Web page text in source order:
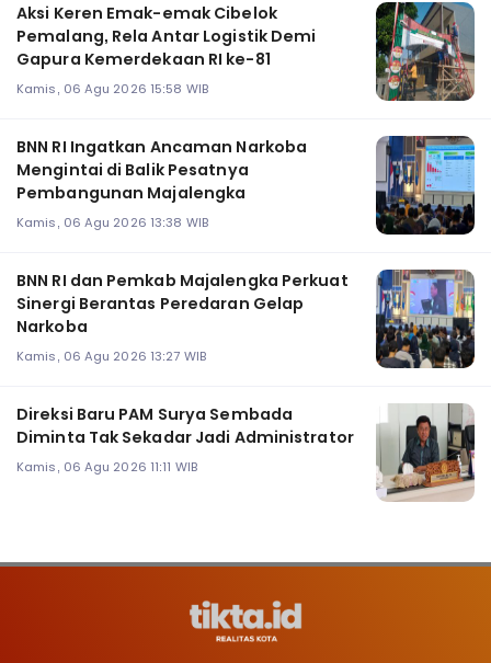
Aksi Keren Emak-emak Cibelok
Pemalang, Rela Antar Logistik Demi
Gapura Kemerdekaan RI ke-81
Kamis, 06 Agu 2026 15:58 WIB
BNN RI Ingatkan Ancaman Narkoba
Mengintai di Balik Pesatnya
Pembangunan Majalengka
Kamis, 06 Agu 2026 13:38 WIB
BNN RI dan Pemkab Majalengka Perkuat
Sinergi Berantas Peredaran Gelap
Narkoba
Kamis, 06 Agu 2026 13:27 WIB
Direksi Baru PAM Surya Sembada
Diminta Tak Sekadar Jadi Administrator
Kamis, 06 Agu 2026 11:11 WIB